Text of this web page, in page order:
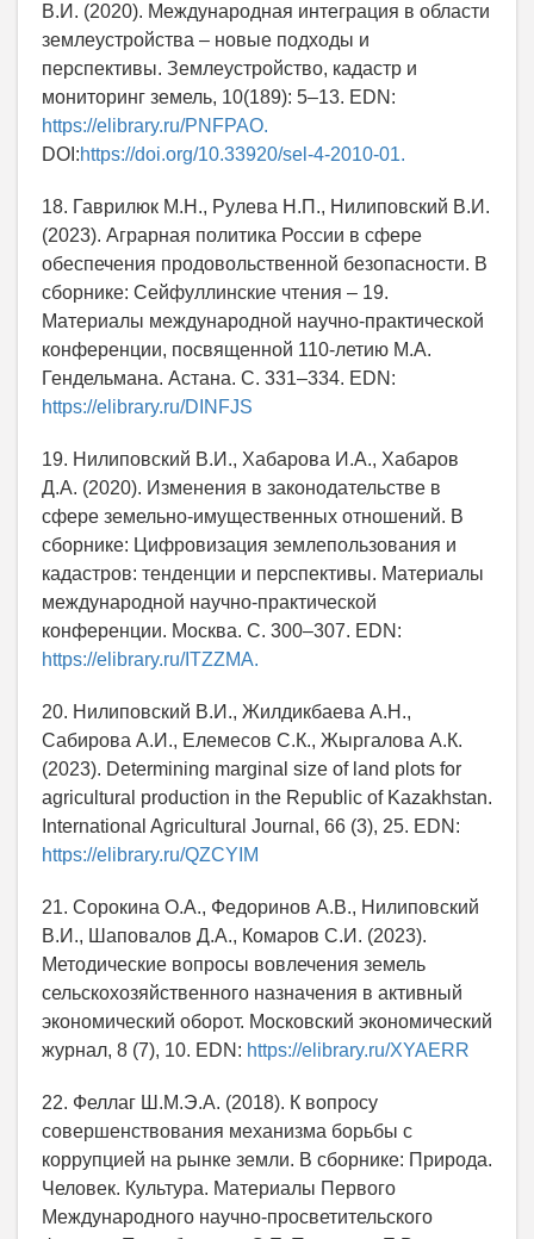
В.И. (2020). Международная интеграция в области
землеустройства – новые подходы и
перспективы. Землеустройство, кадастр и
мониторинг земель, 10(189): 5–13. EDN:
https://elibrary.ru/PNFPAO.
DOI:https://doi.org/10.33920/sel-4-2010-01.
18. Гаврилюк М.Н., Рулева Н.П., Нилиповский В.И.
(2023). Аграрная политика России в сфере
обеспечения продовольственной безопасности. В
сборнике: Сейфуллинские чтения – 19.
Материалы международной научно-практической
конференции, посвященной 110-летию М.А.
Гендельмана. Астана. С. 331–334. EDN:
https://elibrary.ru/DINFJS
19. Нилиповский В.И., Хабарова И.А., Хабаров
Д.А. (2020). Изменения в законодательстве в
сфере земельно-имущественных отношений. В
сборнике: Цифровизация землепользования и
кадастров: тенденции и перспективы. Материалы
международной научно-практической
конференции. Москва. С. 300–307. EDN:
https://elibrary.ru/ITZZMA.
20. Нилиповский В.И., Жилдикбаева А.Н.,
Сабирова А.И., Елемесов С.К., Жыргалова А.К.
(2023). Determining marginal size of land plots for
agricultural production in the Republic of Kazakhstan.
International Agricultural Journal, 66 (3), 25. EDN:
https://elibrary.ru/QZCYIM
21. Сорокина О.А., Федоринов А.В., Нилиповский
В.И., Шаповалов Д.А., Комаров С.И. (2023).
Методические вопросы вовлечения земель
сельскохозяйственного назначения в активный
экономический оборот. Московский экономический
журнал, 8 (7), 10. EDN: https://elibrary.ru/XYAERR
22. Феллаг Ш.М.Э.А. (2018). К вопросу
совершенствования механизма борьбы с
коррупцией на рынке земли. В сборнике: Природа.
Человек. Культура. Материалы Первого
Международного научно-просветительского